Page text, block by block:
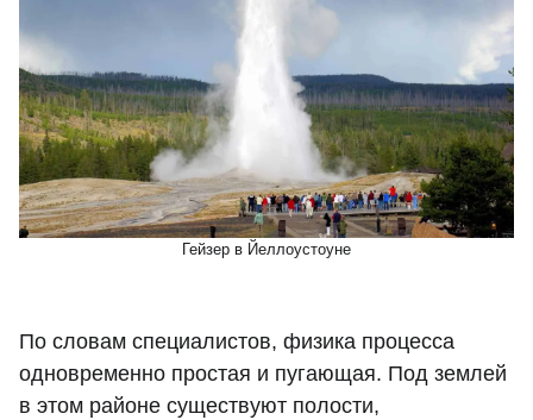
Гейзер в Йеллоустоуне
По словам специалистов, физика процесса
одновременно простая и пугающая. Под землей
в этом районе существуют полости,